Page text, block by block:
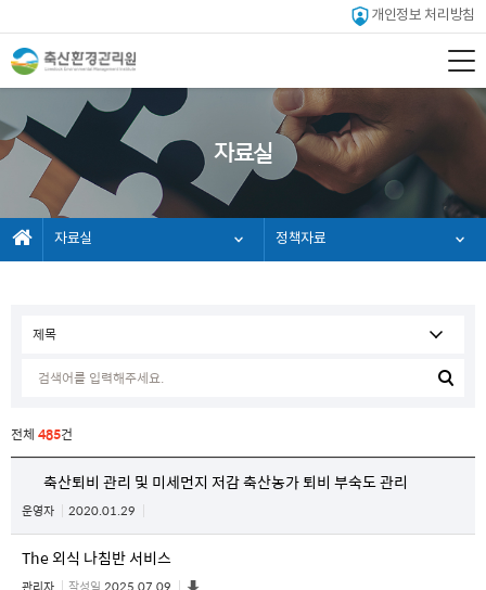
개인정보 처리방침
자료실
자료실 정책자료
전체 485건
축산퇴비 관리 및 미세먼지 저감 축산농가 퇴비 부숙도 관리
운영자 2020.01.29
The 외식 나침반 서비스
관리자 작성일 2025.07.09